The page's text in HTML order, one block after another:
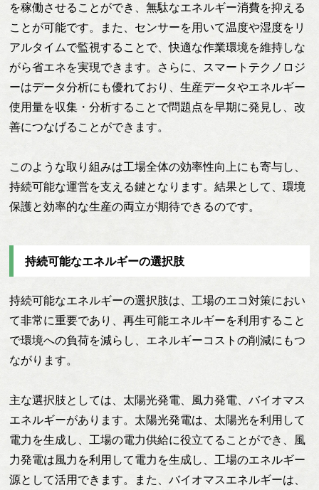
を稼働させることができ、無駄なエネルギー消費を抑える
ことが可能です。また、センサーを用いて温度や湿度をリ
アルタイムで監視することで、快適な作業環境を維持しな
がら省エネを実現できます。さらに、スマートテクノロジ
ーはデータ分析にも優れており、生産データやエネルギー
使用量を収集・分析することで問題点を早期に発見し、改
善につなげることができます。
このような取り組みは工場全体の効率性向上にも寄与し、
持続可能な運営を支える鍵となります。結果として、環境
保護と効率的な生産の両立が期待できるのです。
持続可能なエネルギーの選択肢
持続可能なエネルギーの選択肢は、工場のエコ対策におい
て非常に重要であり、再生可能エネルギーを利用すること
で環境への負荷を減らし、エネルギーコストの削減にもつ
ながります。
主な選択肢としては、太陽光発電、風力発電、バイオマス
エネルギーがあります。太陽光発電は、太陽光を利用して
電力を生成し、工場の電力供給に役立てることができ、風
力発電は風力を利用して電力を生成し、工場のエネルギー
源として活用できます。また、バイオマスエネルギーは、